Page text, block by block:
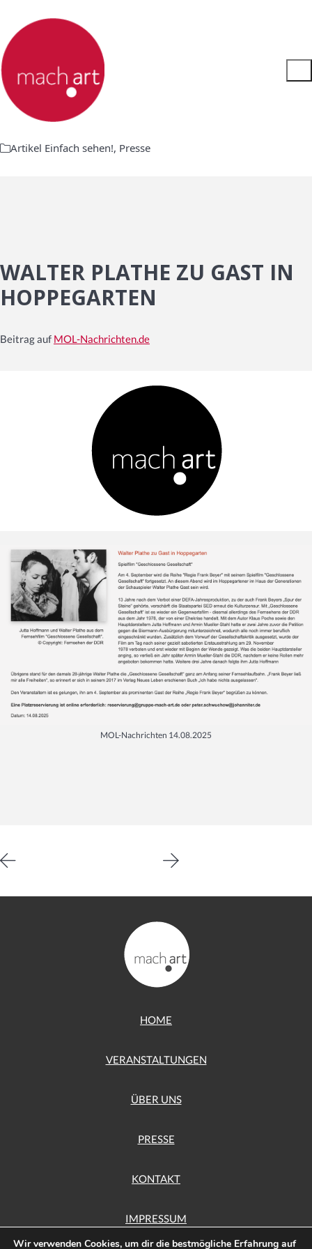
Artikel Einfach sehen!, Presse
WALTER PLATHE ZU GAST IN
HOPPEGARTEN
Beitrag auf MOL-Nachrichten.de
MOL-Nachrichten 14.08.2025
HOME
VERANSTALTUNGEN
ÜBER UNS
PRESSE
KONTAKT
IMPRESSUM
Wir verwenden Cookies, um dir die bestmögliche Erfahrung auf